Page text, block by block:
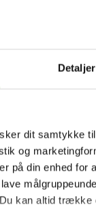
Detaljer
dit samtykke
og
på din enhed
kan altid
Ryg og